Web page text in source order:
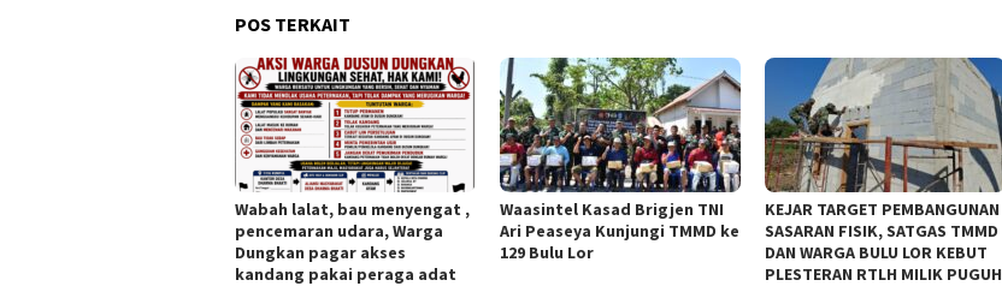
POS TERKAIT
Wabah lalat, bau menyengat ,
pencemaran udara, Warga
Dungkan pagar akses
kandang pakai peraga adat
Waasintel Kasad Brigjen TNI
Ari Peaseya Kunjungi TMMD ke
129 Bulu Lor
KEJAR TARGET PEMBANGUNAN
SASARAN FISIK, SATGAS TMMD
DAN WARGA BULU LOR KEBUT
PLESTERAN RTLH MILIK PUGUH